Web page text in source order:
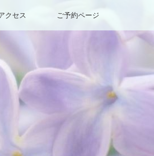
クセス ご予約ページ